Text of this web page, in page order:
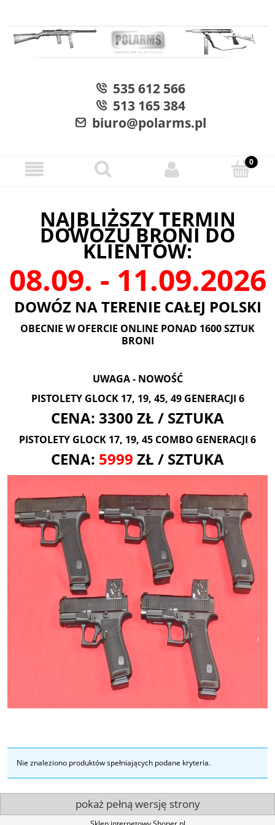
535 612 566
513 165 384
biuro@polarms.pl
NAJBLIŻSZY TERMIN
DOWOZU BRONI DO
KLIENTÓW:
08.09. - 11.09.2026
DOWÓZ NA TERENIE CAŁEJ POLSKI
OBECNIE W OFERCIE ONLINE PONAD 1600 SZTUK
BRONI
UWAGA - NOWOŚĆ
PISTOLETY GLOCK 17, 19, 45, 49 GENERACJI 6
CENA: 3300 ZŁ / SZTUKA
PISTOLETY GLOCK 17, 19, 45 COMBO GENERACJI 6
CENA: 5999 ZŁ / SZTUKA
Nie znaleziono produktów spełniających podane kryteria.
pokaż pełną wersję strony